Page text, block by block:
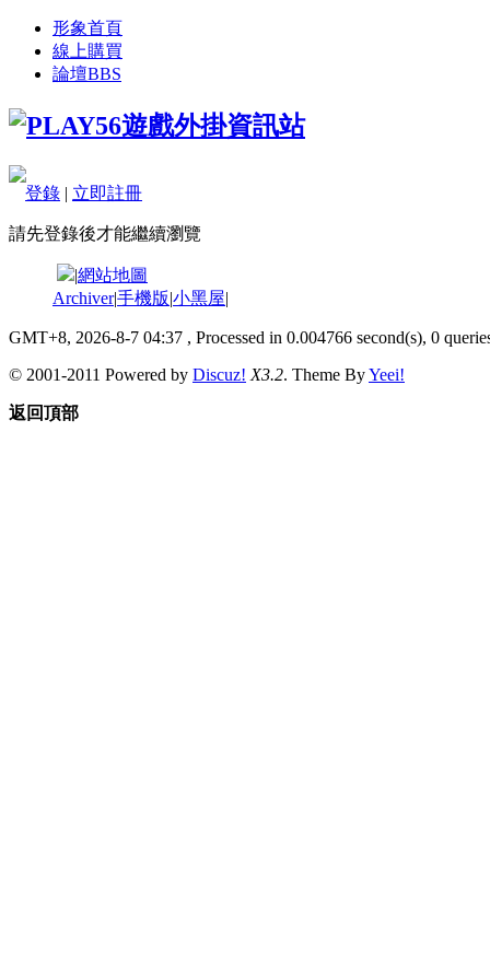
形象首頁
線上購買
論壇BBS
登錄 | 立即註冊
請先登錄後才能繼續瀏覽
|網站地圖
Archiver|手機版|小黑屋|
GMT+8, 2026-8-7 04:37 , Processed in 0.004766 second(s), 0
© 2001-2011 Powered by Discuz! X3.2. Theme ByYeei!
返回頂部